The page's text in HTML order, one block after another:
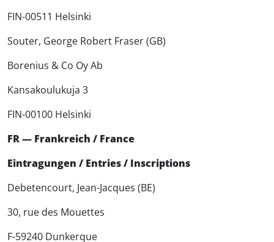
FIN-00511 Helsinki
Souter, George Robert Fraser (GB)
Borenius & Co Oy Ab
Kansakoulukuja 3
FIN-00100 Helsinki
FR — Frankreich / France
Eintragungen / Entries / Inscriptions
Debetencourt, Jean-Jacques (BE)
30, rue des Mouettes
F-59240 Dunkerque